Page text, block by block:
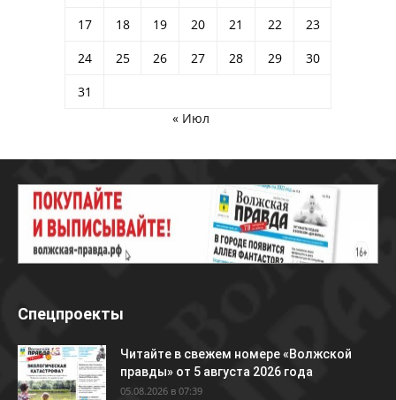
17
18 19 20 21 22
23
24
25 26 27 28 29
30
31
« Июл
Спецпроекты
Читайте в свежем номере «Волжской
правды» от 5 августа 2026 года
05.08.2026 в 07:39